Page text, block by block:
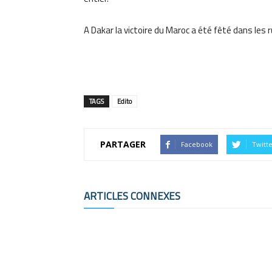
A Dakar la victoire du Maroc a été fêté dans les
TAGS Edito
PARTAGER Facebook
ARTICLES CONNEXES